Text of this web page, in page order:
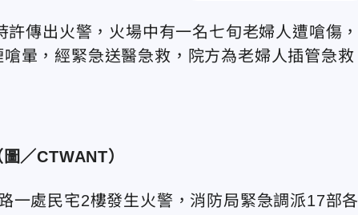
傳出火警，火場中有一名七旬老婦人遭嗆傷，
暈，經緊急送醫急救，院方為老婦人插管急救
圖／CTWANT）
一處民宅2樓發生火警，消防局緊急調派17部各